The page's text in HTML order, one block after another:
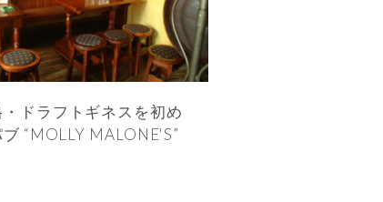
ドラフトギネスを初め
“MOLLY MALONE'S”